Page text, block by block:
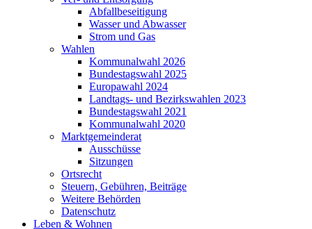
Abfallbeseitigung
Wasser und Abwasser
Strom und Gas
Wahlen
Kommunalwahl 2026
Bundestagswahl 2025
Europawahl 2024
Landtags- und Bezirkswahlen 2023
Bundestagswahl 2021
Kommunalwahl 2020
Marktgemeinderat
Ausschüsse
Sitzungen
Ortsrecht
Steuern, Gebühren, Beiträge
Weitere Behörden
Datenschutz
Leben & Wohnen